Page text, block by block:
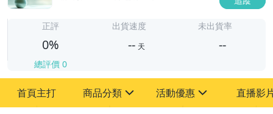
-
正評
0%
總評價 0
出貨速度
-- 天
未出貨率
--
首頁主打 商品分類 活動優惠 直播影